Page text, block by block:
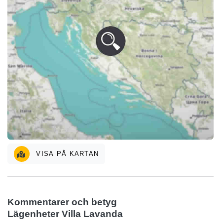
VISA PÅ KARTAN
Kommentarer och betyg
Lägenheter Villa Lavanda